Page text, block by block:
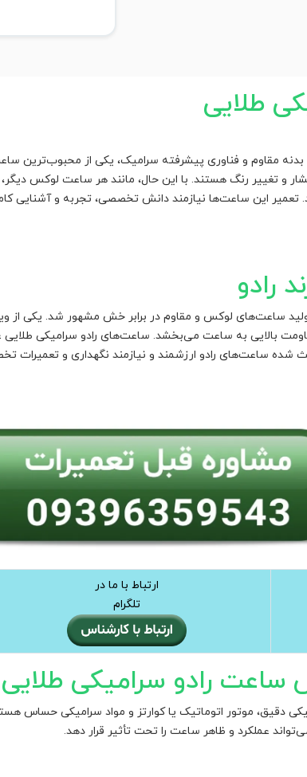
طلایی
مقاوم و فناوری پیشرفته سرامیک، یکی از
فشار و تغییر رنگ هستند. با این حال، مانند هر ساعت لوکس
این ساعت‌ها نیازمند دانش تخصصی، تجربه و آشنایی
رادو
شد و به تولید ساعت‌های لوکس و مقاوم در برابر خش مشهور شد.
بالایی به ساعت می‌بخشد. ساعت‌های رادو سرامیکی طلایی
شده ساعت‌های رادو ارزشمند و نیازمند نگهداری و تعمیرات
ارتباط با ما در
تلگرام
رادو سرامیکی طلایی
دقیق، موتور اتوماتیک یا کوارتز و مواد سرامیکی حساس
عملکرد و ظاهر ساعت را تحت تأثیر قرار دهد.